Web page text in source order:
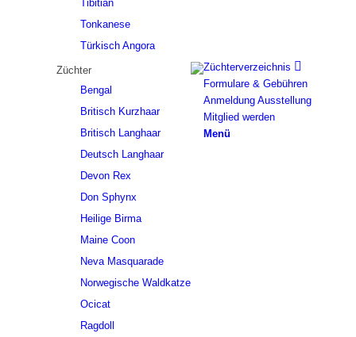
Tibitian
Tonkanese
Türkisch Angora
Züchterverzeichnis
Züchter
Bengal
Britisch Kurzhaar
Britisch Langhaar
Deutsch Langhaar
Devon Rex
Don Sphynx
Heilige Birma
Maine Coon
Neva Masquarade
Norwegische Waldkatze
Ocicat
Ragdoll
Formulare & Gebühren
Anmeldung Ausstellung
Mitglied werden
Menü